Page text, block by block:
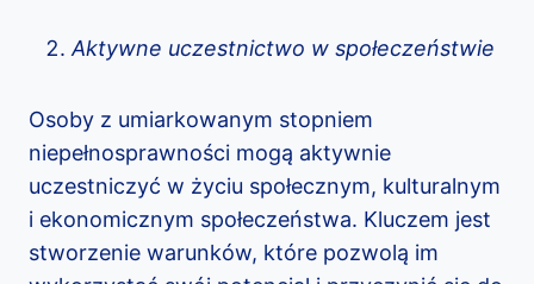
Aktywne uczestnictwo w społeczeństwie
Osoby z umiarkowanym stopniem
niepełnosprawności mogą aktywnie
uczestniczyć w życiu społecznym, kulturalnym
i ekonomicznym społeczeństwa. Kluczem jest
stworzenie warunków, które pozwolą im